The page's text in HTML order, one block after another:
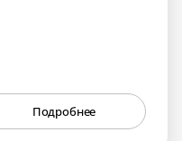
Подробнее